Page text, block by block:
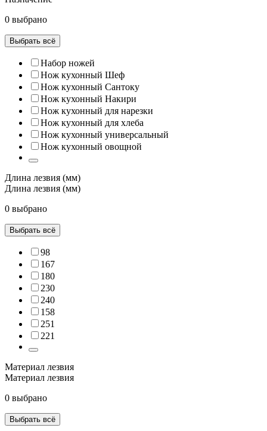
0 выбрано
Выбрать всё
Набор ножей
Нож кухонный Шеф
Нож кухонный Сантоку
Нож кухонный Накири
Нож кухонный для нарезки
Нож кухонный для хлеба
Нож кухонный универсальный
Нож кухонный овощной
Длина лезвия (мм)
Длина лезвия (мм)
0 выбрано
Выбрать всё
98
167
180
230
240
158
251
221
Материал лезвия
Материал лезвия
0 выбрано
Выбрать всё